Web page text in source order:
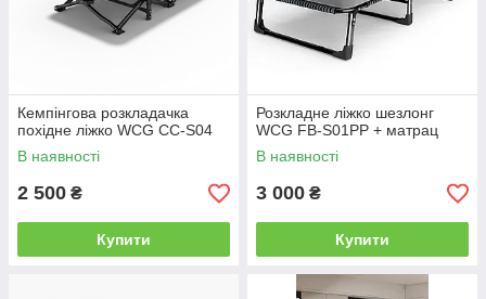
Кемпінгова розкладачка
похідне ліжко WCG CC-S04
В наявності
2 500 ₴
Купити
Розкладне ліжко шезлонг
WCG FB-S01PP + матрац
В наявності
3 000 ₴
Купити